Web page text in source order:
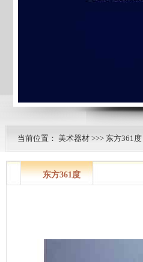
当前位置： 美术器材 >>> 东方361度
东方361度